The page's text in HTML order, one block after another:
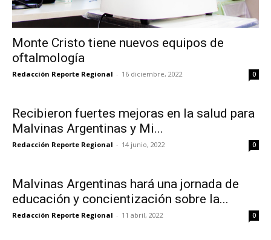
Monte Cristo tiene nuevos equipos de
oftalmología
Redacción Reporte Regional - 16 diciembre, 2022 0
Recibieron fuertes mejoras en la salud para
Malvinas Argentinas y Mi...
Redacción Reporte Regional - 14 junio, 2022 0
Malvinas Argentinas hará una jornada de
educación y concientización sobre la...
Redacción Reporte Regional - 11 abril, 2022 0